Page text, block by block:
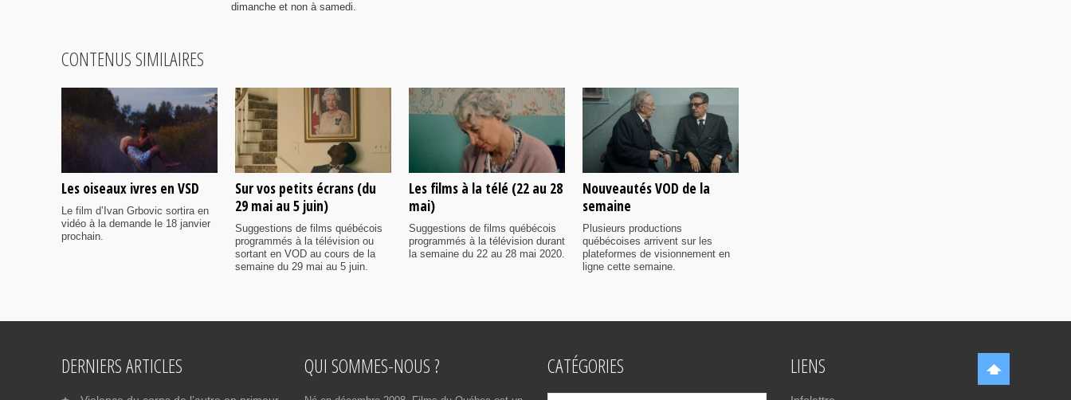
dimanche et non à samedi.
CONTENUS SIMILAIRES
Les oiseaux ivres en VSD
Le film d’Ivan Grbovic sortira en
vidéo à la demande le 18 janvier
prochain.
Sur vos petits écrans (du
29 mai au 5 juin)
Suggestions de films québécois
programmés à la télévision ou
sortant en VOD au cours de la
semaine du 29 mai au 5 juin.
Les films à la télé (22 au 28
mai)
Suggestions de films québécois
programmés à la télévision durant
la semaine du 22 au 28 mai 2020.
Nouveautés VOD de la
semaine
Plusieurs productions
québécoises arrivent sur les
plateformes de visionnement en
ligne cette semaine.
DERNIERS ARTICLES QUI SOMMES-NOUS ? CATÉGORIES LIENS